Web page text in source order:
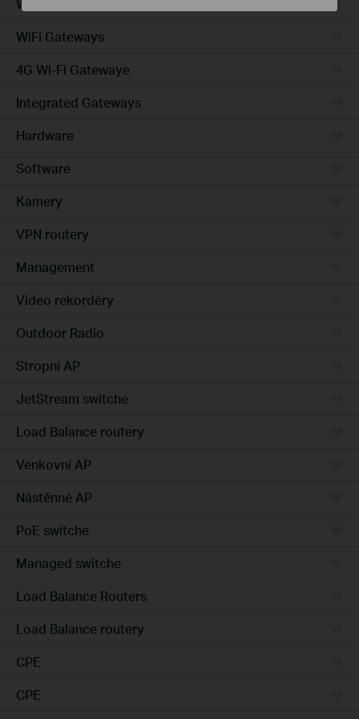
Wired Gateways
WiFi Gateways
4G Wi-Fi Gatewaye
Integrated Gateways
Hardware
Software
Kamery
VPN routery
Management
Video rekordéry
Outdoor Radio
Stropní AP
JetStream switche
Load Balance routery
Venkovní AP
Nástěnné AP
PoE switche
Managed switche
Load Balance Routers
Load Balance routery
CPE
CPE